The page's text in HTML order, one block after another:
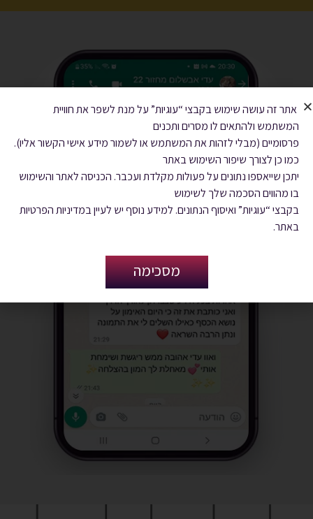
אתר זה עושה שימוש בקבצי “עוגיות” על מנת לשפר את חוויית
המשתמש ולהתאים לו מסרים ותכנים
פרסומיים (מבלי לזהות את המשתמש או לשמור מידע אישי הקשור אליו).
כמו כן לצורך שיפור השימוש באתר
יתכן שייאספו נתונים על פעולות מקלדת ועכבר. הכניסה לאתר והשימוש
בו מהווים הסכמה שלך לשימוש
בקבצי “עוגיות” ואיסוף הנתונים. למידע נוסף יש לעיין במדיניות הפרטיות
באתר.
מסכימה